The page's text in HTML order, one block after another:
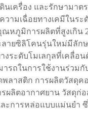
เครื่อง และรักษามาต
มเฉื่อยทางเคมีในระ
หภูมิการผลิตที่สูงเกิน
ลายซิลิโคนรุ่นใหม่มีลัก
ระดับโมเลกุลที่เคลื่อน
รถในการใช้งานร่วมกั
ลาสติก การผลิตวัสดุค
ผลิตอากาศยาน วัสดุก่อ
ะการหล่อแบบแม่นยำ